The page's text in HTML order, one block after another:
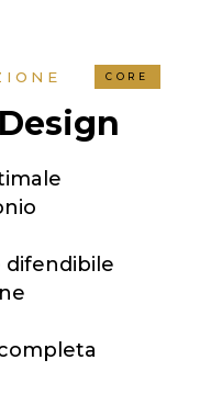
difendibile